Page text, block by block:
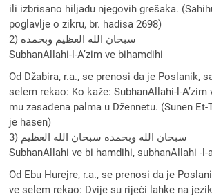
ili izbrisano hiljadu njegovih grešaka.
poglavlje o zikru, br. hadisa 2698)
2) سبحان الله العظيم وبحمده
SubhanAllahi-l-A’zim ve bihamdihi
Od Džabira, r.a., se prenosi da je Poslanik,
selem rekao: Ko kaže: SubhanAllahi-l-
mu zasađena palma u Džennetu. (Sunen
je hasen)
3) سبحان الله وبحمده سبحان الله العظيم
SubhanAllahi ve bi hamdihi, subhanAllahi -l-
Od Ebu Hurejre, r.a., se prenosi da je
ve selem rekao: Dvije su riječi lahke na